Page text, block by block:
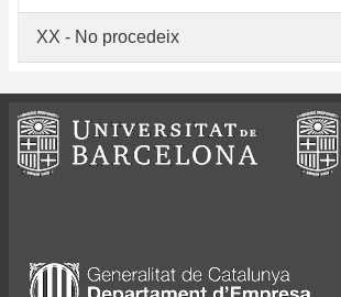
XX - No procedeix